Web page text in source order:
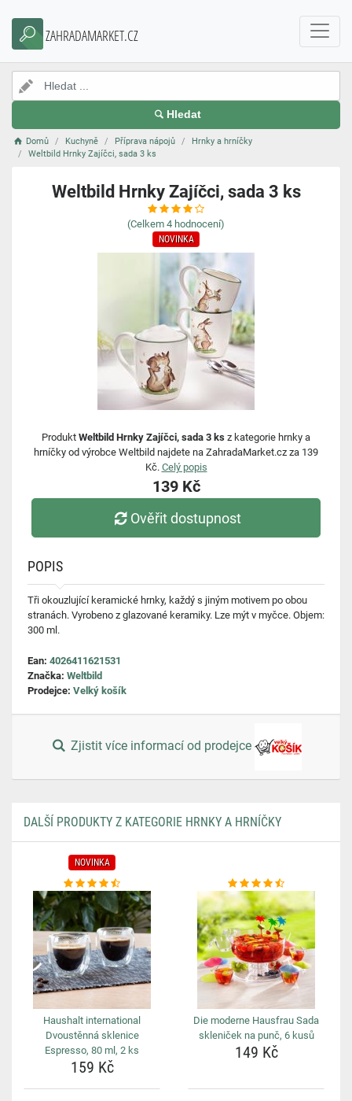
ZAHRADAMARKET.CZ
Hledat
Domů Kuchyně Příprava nápojů
Hrnky a hrníčky
Weltbild Hrnky Zajíčci, sada 3 ks
Weltbild Hrnky Zajíčci, sada 3 ks
(Celkem 4 hodnocení)
NOVINKA
Produkt Weltbild Hrnky Zajíčci, sada 3 ks z kategorie hrnky a
hrníčky od výrobce Weltbild najdete na ZahradaMarket.cz za 139
Kč. Celý popis
139 Kč
Ověřit dostupnost
POPIS
Tři okouzlující keramické hrnky, každý s jiným motivem po obou
stranách. Vyrobeno z glazované keramiky. Lze mýt v myčce. Objem:
300 ml.
Ean: 4026411621531
Značka: Weltbild
Prodejce: Velký košík
Zjistit více informací od prodejce
DALŠÍ PRODUKTY Z KATEGORIE HRNKY A HRNÍČKY
NOVINKA
Haushalt international
Dvoustěnná sklenice
Espresso, 80 ml, 2 ks
159 Kč
Die moderne Hausfrau Sada
skleniček na punč, 6 kusů
149 Kč